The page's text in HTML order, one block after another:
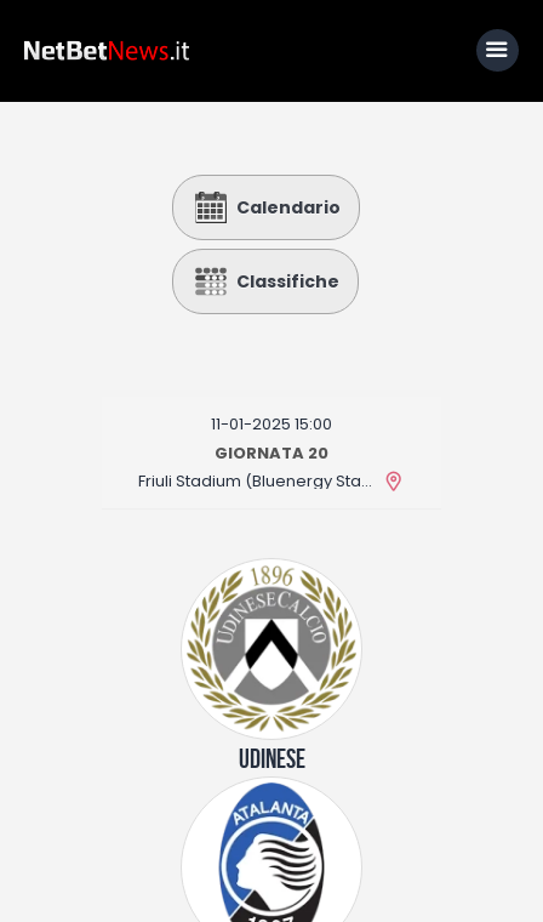
Calcio
Basket
Fantacalcio
I consigli di Giulia
Calendario
Classifiche
11-01-2025 15:00
GIORNATA 20
Friuli Stadium (Bluenergy Stadium)
UDINESE